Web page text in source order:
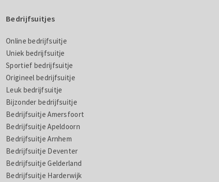
Bedrijfsuitjes
Online bedrijfsuitje
Uniek bedrijfsuitje
Sportief bedrijfsuitje
Origineel bedrijfsuitje
Leuk bedrijfsuitje
Bijzonder bedrijfsuitje
Bedrijfsuitje Amersfoort
Bedrijfsuitje Apeldoorn
Bedrijfsuitje Arnhem
Bedrijfsuitje Deventer
Bedrijfsuitje Gelderland
Bedrijfsuitje Harderwijk